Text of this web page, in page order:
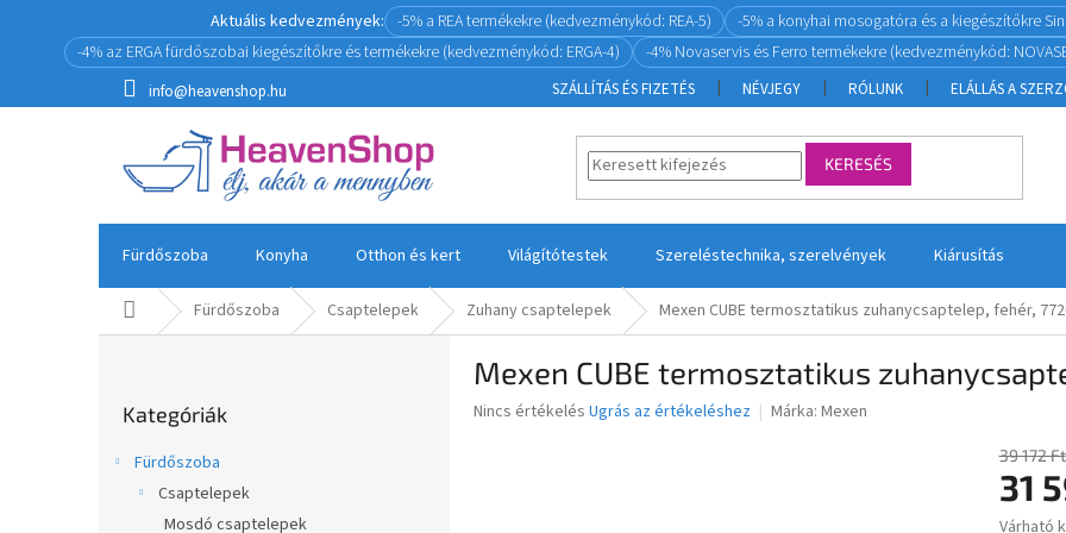
Aktuális kedvezmények: -5% a REA termékekre (kedvezménykód: REA-5)
-5% a konyhai mosogatóra és a kiegészítőkre
-4% az ERGA fürdőszobai kiegészítőkre és termékekre (kedvezménykód: ERGA-4)
-4% Novaservis és Ferro termékekre (kedvezménykód:
info@heavenshop.hu SZÁLLÍTÁS ÉS FIZETÉS NÉVJEGY RÓLUNK ELÁLLÁS A
KERESÉS
Fürdőszoba Konyha Otthon és kert Világítótestek Szereléstechnika, szerelvények Kiárusítás
KezdőlapFürdőszoba Csaptelepek Zuhany csaptelepek Mexen CUBE termosztatikus zuhanycsaptelep, fehér,
átugrása
Kategóriák
Fürdőszoba
Csaptelepek
Mosdó csaptelepek
Mexen CUBE termosztatikus
A
Nincs értékelés Ugrás az értékeléshez Márka: Mexen
39 172 Ft
31
Várható